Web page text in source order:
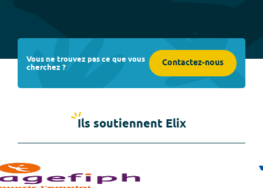
Vous ne trouvez pas ce que vous
cherchez ? Contactez-nous
Ils soutiennent Elix